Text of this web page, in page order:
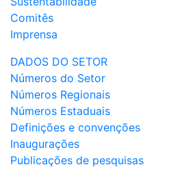
Comitês
Imprensa
DADOS DO SETOR
Números do Setor
Números Regionais
Números Estaduais
Definições e convenções
Inaugurações
Publicações de pesquisas